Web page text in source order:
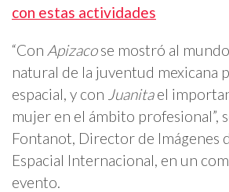
con estas actividades
“Con Apizacose mostró al
natural de la juventud mexicana
espacial, y con Juanitael
mujer en el ámbito profesional”,
Fontanot, Director de Imágenes
Espacial Internacional, en un
evento.